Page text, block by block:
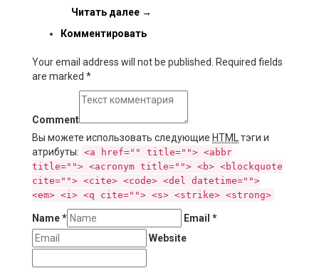
Читать далее →
Комментировать
Your email address will not be published. Required fields
are marked *
Comment
Вы можете использовать следующие HTML
тэги и
атрибуты: <a href="" title=""> <abbr
title=""> <acronym title=""> <b> <blockquote
cite=""> <cite> <code> <del datetime="">
<em> <i> <q cite=""> <s> <strike> <strong>
Name* Email *
Website